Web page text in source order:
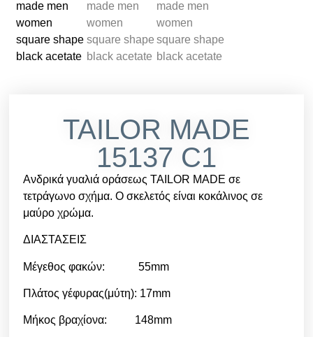
TAILOR MADE
15137 C1
Ανδρικά γυαλιά οράσεως TAILOR MADE σε
τετράγωνο σχήμα. Ο σκελετός είναι κοκάλινος σε
μαύρο χρώμα.
ΔΙΑΣΤΑΣΕΙΣ
Μέγεθος φακών: 55mm
Πλάτος γέφυρας(μύτη): 17mm
Μήκος βραχίονα: 148mm